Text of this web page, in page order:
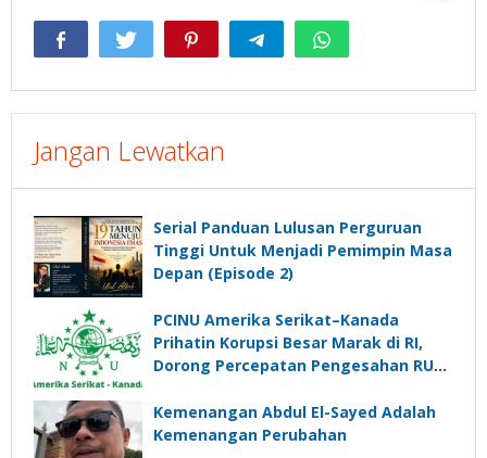
Jangan Lewatkan
Serial Panduan Lulusan Perguruan
Tinggi Untuk Menjadi Pemimpin Masa
Depan (Episode 2)
PCINU Amerika Serikat–Kanada
Prihatin Korupsi Besar Marak di RI,
Dorong Percepatan Pengesahan RUU
Kemenangan Abdul El-Sayed Adalah
Kemenangan Perubahan